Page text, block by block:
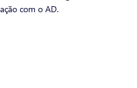
com o AD.